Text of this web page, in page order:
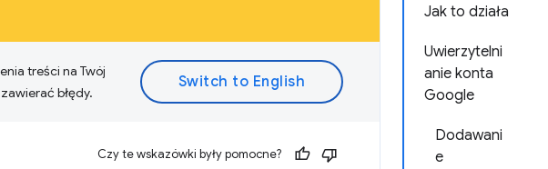
Jak to działa
Uwierzytelni
anie konta
Google
Dodawani
e
treści na Twój
błędy.
Czy te wskazówki były pomocne?